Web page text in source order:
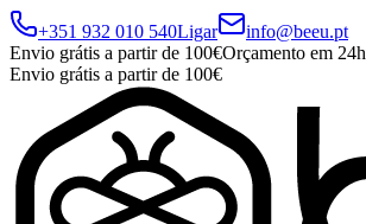
+351 932 010 540Ligar
info@beeu.pt
Envio grátis a partir de 100€Orçamento em 24h
Envio grátis a partir de 100€